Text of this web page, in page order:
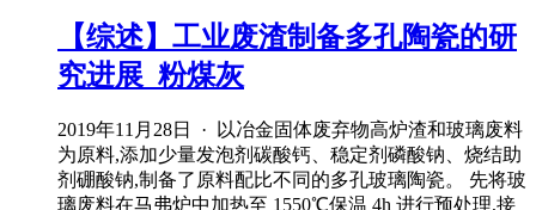
【综述】工业废渣制备多孔陶瓷的研
究进展_粉煤灰
2019年11月28日 · 以冶金固体废弃物高炉渣和玻璃废料
为原料,添加少量发泡剂碳酸钙、稳定剂磷酸钠、烧结助
剂硼酸钠,制备了原料配比不同的多孔玻璃陶瓷。 先将玻
璃废料在马弗炉中加热至 1550℃保温 4h 进行预处理,接